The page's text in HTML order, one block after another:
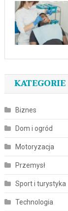
KATEGORIE
Biznes
Dom i ogród
Motoryzacja
Przemysł
Sport i turystyka
Technologia